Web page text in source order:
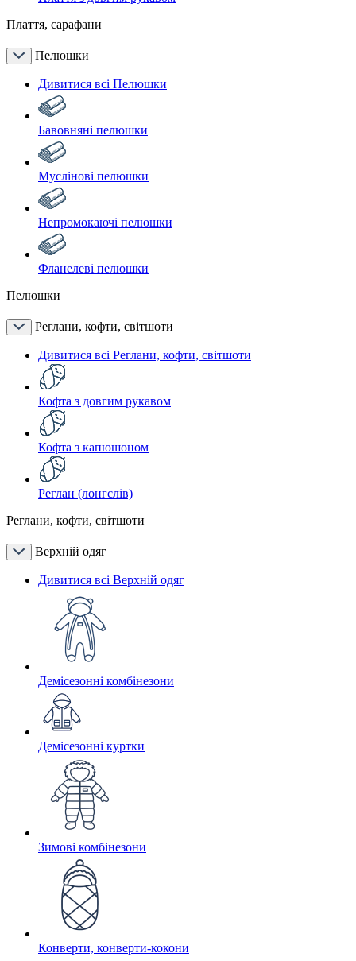
Плаття, сарафани
Пелюшки
Дивитися всі Пелюшки
Бавовняні пелюшки
Муслінові пелюшки
Непромокаючі пелюшки
Фланелеві пелюшки
Пелюшки
Реглани, кофти, світшоти
Дивитися всі Реглани, кофти, світшоти
Кофта з довгим рукавом
Кофта з капюшоном
Реглан (лонгслів)
Реглани, кофти, світшоти
Верхній одяг
Дивитися всі Верхній одяг
Демісезонні комбінезони
Демісезонні куртки
Зимові комбінезони
Конверти, конверти-кокони